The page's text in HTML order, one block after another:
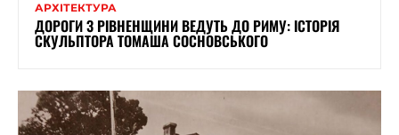
АРХІТЕКТУРА
ДОРОГИ З РІВНЕНЩИНИ ВЕДУТЬ ДО РИМУ: ІСТОРІЯ
СКУЛЬПТОРА ТОМАША СОСНОВСЬКОГО